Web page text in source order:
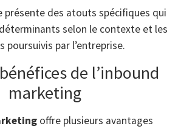
présente des atouts spécifiques qui
selon le contexte et les
poursuivis par l’entreprise.
de l’inbound
marketing
offre plusieurs avantages